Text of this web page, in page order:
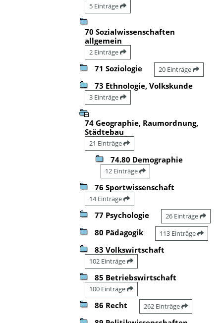
5 Einträge
70 Sozialwissenschaften
allgemein
2 Einträge
71 Soziologie 20 Einträge
73 Ethnologie, Volkskunde
3 Einträge
74 Geographie, Raumordnung,
Städtebau
21 Einträge
74.80 Demographie
12 Einträge
76 Sportwissenschaft
14 Einträge
77 Psychologie 26 Einträge
80 Pädagogik 113 Einträge
83 Volkswirtschaft
102 Einträge
85 Betriebswirtschaft
100 Einträge
86 Recht 262 Einträge